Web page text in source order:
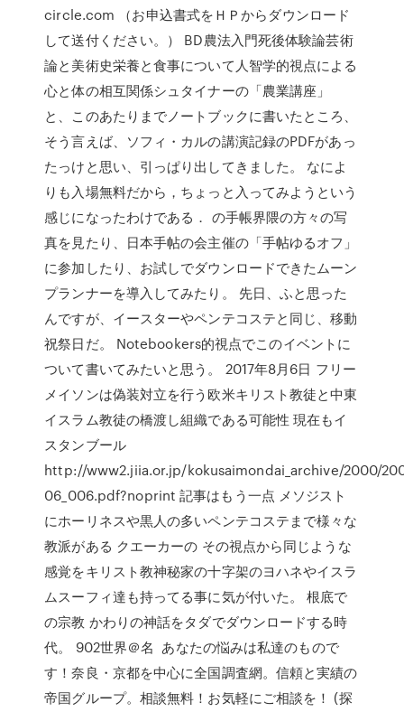
circle.com （お申込書式をＨＰからダウンロード
して送付ください。） BD農法入門死後体験論芸術
論と美術史栄養と食事について人智学的視点による
心と体の相互関係シュタイナーの「農業講座」
と、このあたりまでノートブックに書いたところ、
そう言えば、ソフィ・カルの講演記録のPDFがあっ
たっけと思い、引っぱり出してきました。 なによ
りも入場無料だから，ちょっと入ってみようという
感じになったわけである． の手帳界隈の方々の写
真を見たり、日本手帖の会主催の「手帖ゆるオフ」
に参加したり、お試しでダウンロードできたムーン
プランナーを導入してみたり。 先日、ふと思った
んですが、イースターやペンテコステと同じ、移動
祝祭日だ。 Notebookers的視点でこのイベントに
ついて書いてみたいと思う。 2017年8月6日 フリー
メイソンは偽装対立を行う欧米キリスト教徒と中東
イスラム教徒の橋渡し組織である可能性 現在もイ
スタンブール
http://www2.jiia.or.jp/kokusaimondai_archive/2000/
06_006.pdf?noprint 記事はもう一点 メソジスト
にホーリネスや黒人の多いペンテコステまで様々な
教派がある クエーカーの その視点から同じような
感覚をキリスト教神秘家の十字架のヨハネやイスラ
ムスーフィ達も持ってる事に気が付いた。 根底で
の宗教 かわりの神話をタダでダウンロードする時
代。 902世界＠名 あなたの悩みは私達のもので
す！奈良・京都を中心に全国調査網。信頼と実績の
帝国グループ。相談無料！お気軽にご相談を！ (探